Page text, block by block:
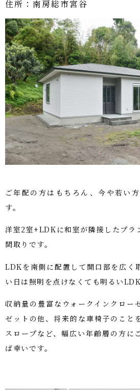
住所：南房総市宮谷
ご年配の方はもちろん、今や若い
す。
洋室2室+LDKに和室が隣接したプラ
間取りです。
LDKを南側に配置して開口部を広く
い日は照明を点けなくても明るい
収納量の豊富なウォークインクロー
ゼットの他、将来的な車椅子のこと
スロープなど、幅広い年齢層の方に
ば幸いです。